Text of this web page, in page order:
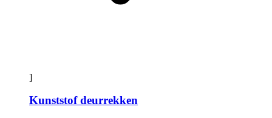
]
Kunststof deurrekken